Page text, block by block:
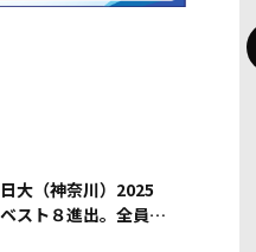
大（神奈川）2025
スト８進出。全員の
の甲子園へ